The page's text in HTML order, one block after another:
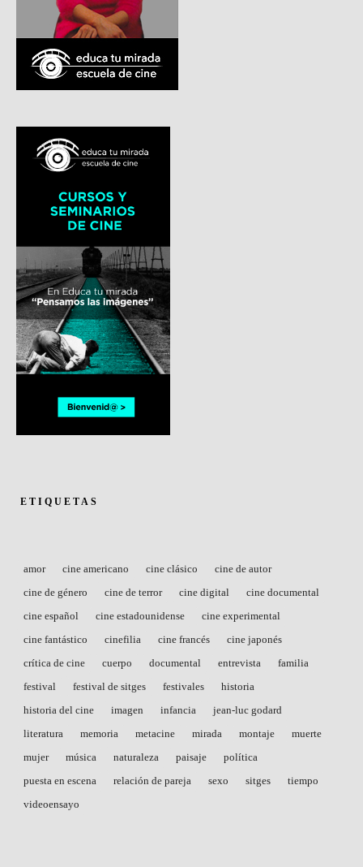
ETIQUETAS
amor cine americano cine clásico
cine de autor
cine de género
cine de terror cine digital
cine documental
cine español
cine estadounidense
cine experimental
cine fantástico
cinefilia cine francés
cine japonés
crítica de cine
cuerpo documental entrevista
familia
festival
festival de sitges festivales
historia
historia del cine
imagen infancia
jean-luc godard
literatura
memoria metacine mirada montaje
muerte
mujer
música naturaleza paisaje
política
puesta en escena
relación de pareja sexo sitges
tiempo
videoensayo